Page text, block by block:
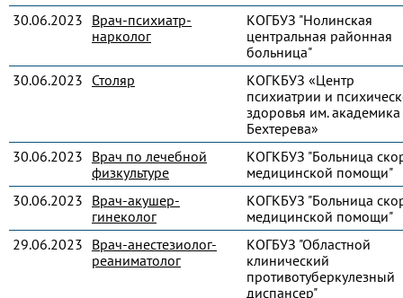
30.06.2023 Врач-психиатр-
нарколог
КОГБУЗ "Нолинская
центральная районная
больница"
30.06.2023 Столяр
КОГКБУЗ «Центр
психиатрии и
здоровья им.
Бехтерева»
30.06.2023 Врач по лечебной
физкультуре
КОГКБУЗ "Больница
медицинской помощи"
30.06.2023 Врач-акушер-
гинеколог
КОГКБУЗ "Больница
медицинской помощи"
29.06.2023 Врач-анестезиолог-
реаниматолог
КОГБУЗ "Областной
клинический
противотуберкулезный
диспансер"